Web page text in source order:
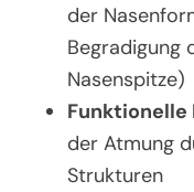
der
Begradigung
Nasenspitze)
Funktionelle
der Atmung
Strukturen